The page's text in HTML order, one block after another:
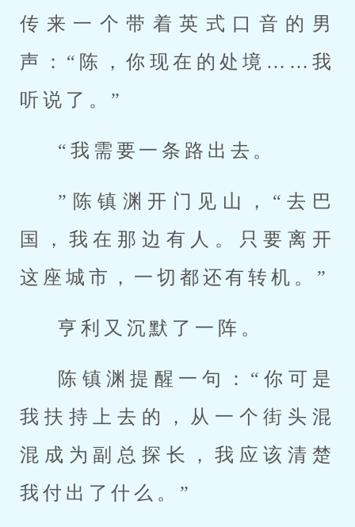
传来一个带着英式口音的男
声：“陈，你现在的处境……我
听说了。”
“我需要一条路出去。
”陈镇渊开门见山，“去巴
国，我在那边有人。只要离开
这座城市，一切都还有转机。”
亨利又沉默了一阵。
陈镇渊提醒一句：“你可是
我扶持上去的，从一个街头混
混成为副总探长，我应该清楚
我付出了什么。”